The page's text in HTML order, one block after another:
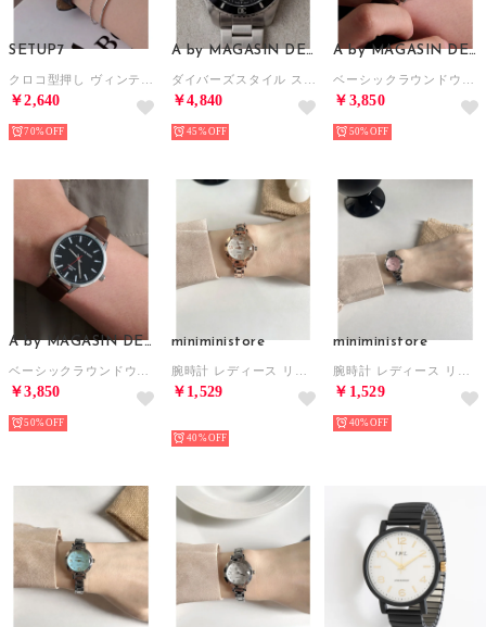
SETUP7
￥2,640
70%
A by MAGASIN DE MODE
￥4,840
45%
A by MAGASIN DE MODE
￥3,850
50%
A by MAGASIN DE MODE
￥3,850
50%
miniministore
￥1,529
40%
miniministore
￥1,529
40%